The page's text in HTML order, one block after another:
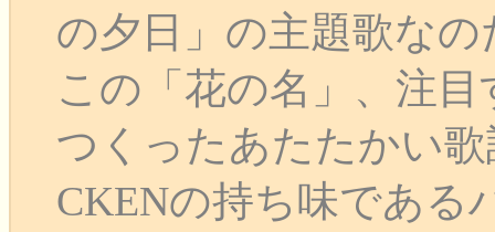
の夕日」の主題歌なの
この「花の名」、注
つくったあたたかい
CKENの持ち味である